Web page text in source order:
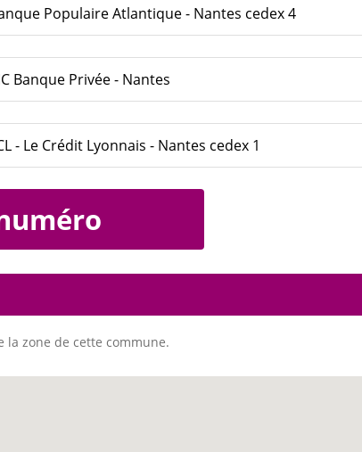
Populaire Atlantique - Nantes cedex 4
Banque Privée - Nantes
- Le Crédit Lyonnais - Nantes cedex 1
la zone de cette commune.